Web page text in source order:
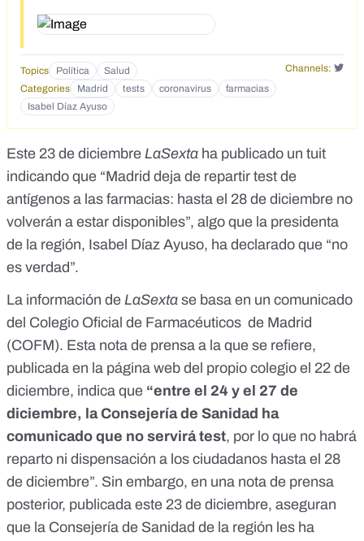
Topics Política Salud
Channels:
Categories
Madrid tests coronavirus
farmacias
Isabel Díaz Ayuso
Este 23 de diciembre LaSexta ha publicado un tuit
indicando que “Madrid deja de repartir test de
antígenos a las farmacias: hasta el 28 de diciembre no
volverán a estar disponibles”, algo que la presidenta
de la región, Isabel Díaz Ayuso, ha declarado que “no
es verdad”.
La información de LaSexta se basa en un comunicado
del Colegio Oficial de Farmacéuticos de Madrid
(COFM). Esta nota de prensa a la que se refiere,
publicada en la página web del propio colegio el 22 de
diciembre, indica que “entre el 24 y el 27 de
diciembre, la Consejería de Sanidad ha
comunicado que no servirá test, por lo que no habrá
reparto ni dispensación a los ciudadanos hasta el 28
de diciembre”. Sin embargo, en una nota de prensa
posterior, publicada este 23 de diciembre, aseguran
que la Consejería de Sanidad de la región les ha